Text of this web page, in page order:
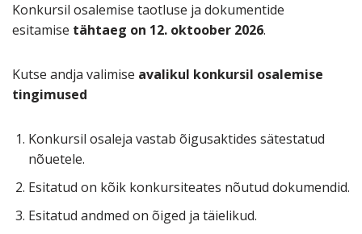
Konkursil osalemise taotluse ja dokumentide
esitamise tähtaeg on 12. oktoober 2026.
Kutse andja valimise avalikul konkursil osalemise
tingimused
Konkursil osaleja vastab õigusaktides sätestatud
nõuetele.
Esitatud on kõik konkursiteates nõutud dokumendid.
Esitatud andmed on õiged ja täielikud.